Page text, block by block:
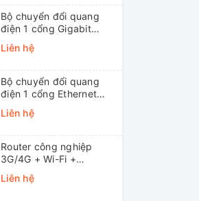
Bộ chuyển đổi quang
điện 1 cổng Gigabit
Ethernet 3Onedata
MODEL3012-S-SC-
mode, SC, 20KM)
Liên hệ
Bộ chuyển đổi quang
điện 1 cổng Ethernet
3onedata MODEL1100-
S-SC-20KM (Dual fiber,
Liên hệ
Router công nghiệp
3G/4G + Wi-Fi +
APN/VPN Four-Faith
F3436
Liên hệ